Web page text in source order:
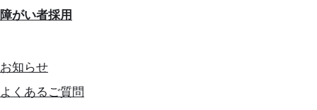
障がい者採用
お知らせ
よくあるご質問